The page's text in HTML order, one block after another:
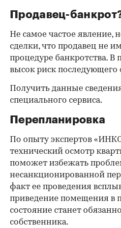
Продавец-
Не самое частое явление,
сделки, что продавец не
процедуре банкротства. В
высок риск последующего
Получить данные
специального сервиса.
Перепланировка
По опыту экспертов
технический осмотр
поможет избежать
несанкционированной
факт ее проведения
приведение помещения в
состояние станет
собственника.